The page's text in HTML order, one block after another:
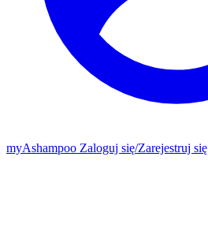
myAshampoo Zaloguj się/Zarejestruj się